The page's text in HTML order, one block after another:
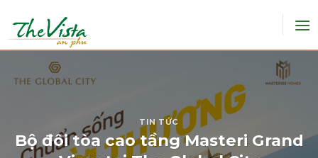
content
TIN TỨC
Bộ đôi tòa cao tầng Masteri Grand